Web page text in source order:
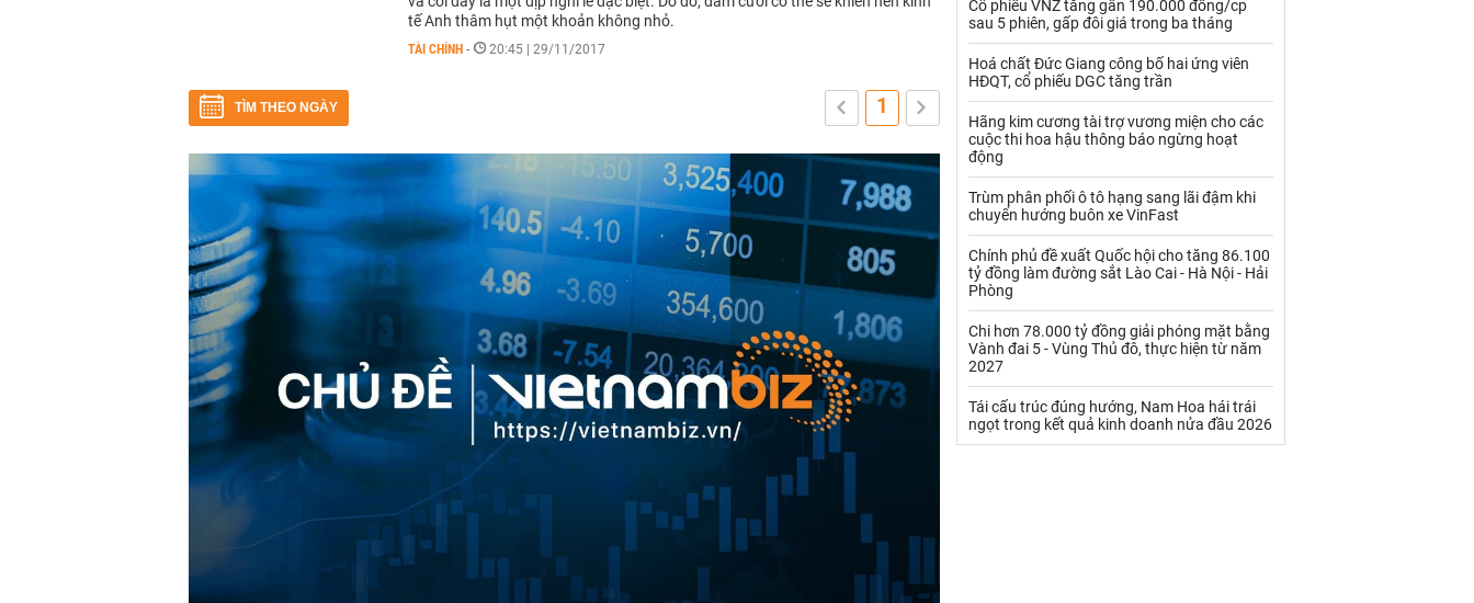
tế Anh thâm hụt một khoản không nhỏ.
TÀI CHÍNH - 20:45 | 29/11/2017
TÌM THEO NGÀY 1
Palladium Phân bón
Rau - Củ -Quả Sắt thép
Sữa
Than Thức ăn chăn nuôi
Vàng
VLXD khác
Xi măng - Clynker
Cổ phiếu VNZ tăng gần 190.000 đồng/cp
sau 5 phiên, gấp đôi giá trong ba tháng
Hoá chất Đức Giang công bố hai ứng viên
HĐQT, cổ phiếu DGC tăng trần
Hãng kim cương tài trợ vương miện cho các
cuộc thi hoa hậu thông báo ngừng hoạt
động
Trùm phân phối ô tô hạng sang lãi đậm khi
chuyển hướng buôn xe VinFast
Chính phủ đề xuất Quốc hội cho tăng 86.100
tỷ đồng làm đường sắt Lào Cai - Hà Nội - Hải
Phòng
Chi hơn 78.000 tỷ đồng giải phóng mặt bằng
Vành đai 5 - Vùng Thủ đô, thực hiện từ năm
2027
Tái cấu trúc đúng hướng, Nam Hoa hái trái
ngọt trong kết quả kinh doanh nửa đầu 2026